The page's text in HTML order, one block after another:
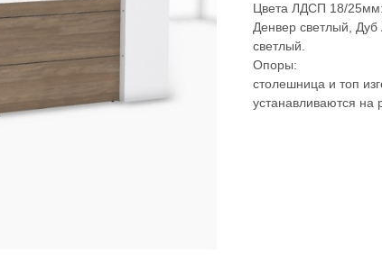
Цвета ЛДСП 18/25мм:
Денвер светлый, Дуб
светлый.
Опоры:
столешница и топ
устанавливаются